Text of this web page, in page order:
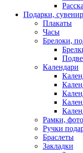
Подарки,
Плакаты
Часы
Брелоки,
Календари
Рамки,
Ручки
Браслеты
Закладки